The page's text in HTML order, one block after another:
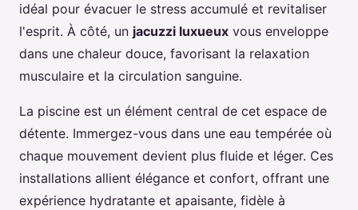
idéal pour évacuer le stress accumulé et revitaliser
l'esprit. À côté, un jacuzzi luxueux vous enveloppe
dans une chaleur douce, favorisant la relaxation
musculaire et la circulation sanguine.
La piscine est un élément central de cet espace de
détente. Immergez-vous dans une eau tempérée où
chaque mouvement devient plus fluide et léger. Ces
installations allient élégance et confort, offrant une
expérience hydratante et apaisante, fidèle à